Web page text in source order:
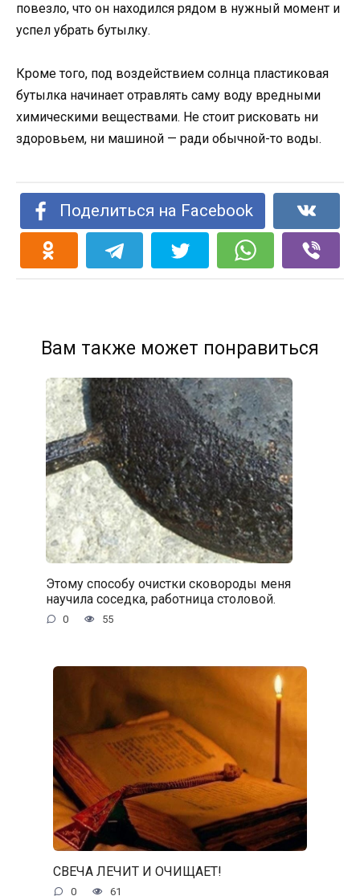
повезло, что он находился рядом в нужный момент и
успел убрать бутылку.
Кроме того, под воздействием солнца пластиковая
бутылка начинает отравлять саму воду вредными
химическими веществами. Не стоит рисковать ни
здоровьем, ни машиной — ради обычной-то воды.
Поделиться на Facebook
Вам также может понравиться
Этому способу очистки сковороды меня
научила соседка, работница столовой.
0 55
СВЕЧА ЛЕЧИТ И ОЧИЩАЕТ!
0 61